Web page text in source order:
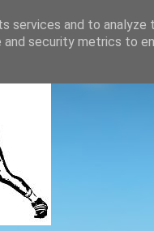
services and to analyze
security metrics to